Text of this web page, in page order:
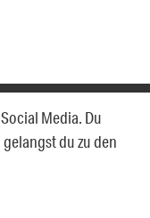
Media. Du
du zu den